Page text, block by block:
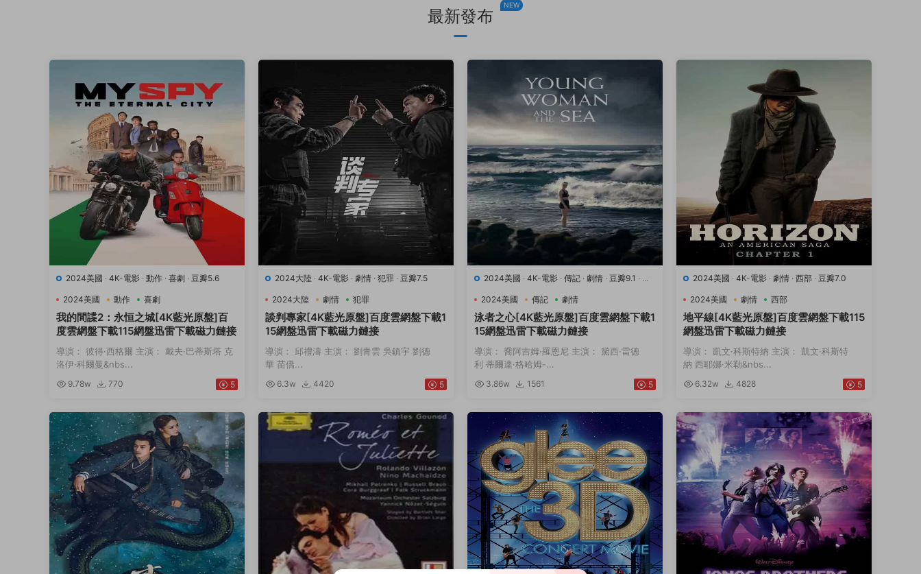
最新發布
NEW
2024美國 · 4K-電影 · 動作 · 喜劇 · 豆瓣5.6
2024美國 動作 喜劇
我的間諜2：永恒之城[4K藍光原盤]百
度雲網盤下載115網盤迅雷下載磁力鏈接
導演： 彼得·西格爾 主演： 戴夫·巴蒂斯塔 克
洛伊·科爾曼&nbs...
9.78w 770 5
2024大陸 · 4K-電影 · 劇情 · 犯罪 · 豆瓣7.5
2024大陸 劇情 犯罪
談判專家[4K藍光原盤]百度雲網盤下載1
15網盤迅雷下載磁力鏈接
導演： 邱禮濤 主演： 劉青雲 吳鎮宇 劉德
華 苗僑...
6.3w 4420 5
2024美國 · 4K-電影 · 傳記 · 劇情 · 豆瓣9.1 · 運
2024美國
傳記 劇情
泳者之心[4K藍光原盤]百度雲網盤下載1
15網盤迅雷下載磁力鏈接
導演： 喬阿吉姆·羅恩尼 主演： 黛西·雷德
利 蒂爾達·格哈姆-...
3.86w 1561 5
2024美國 · 4K-電影 · 劇情 · 西部 · 豆瓣7.0
2024美國 劇情 西部
地平線[4K藍光原盤]百度雲網盤下載115
網盤迅雷下載磁力鏈接
導演： 凱文·科斯特納 主演： 凱文·科斯特
納 西耶娜·米勒&nbs...
6.32w 4828 5